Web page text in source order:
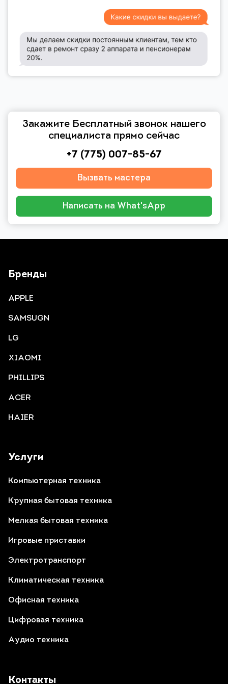
Закажите Бесплатный звонок нашего
специалиста прямо сейчас
+7 (775) 007-85-67
Вызвать мастера
Написать на What'sApp
Контакты
Услуги
Компьютерная техника
Крупная бытовая техника
Мелкая бытовая техника
Игровые приставки
Электротранспорт
Климатическая техника
Офисная техника
Цифровая техника
Аудио техника
Бренды
APPLE
SAMSUGN
LG
XIAOMI
PHILLIPS
ACER
HAIER